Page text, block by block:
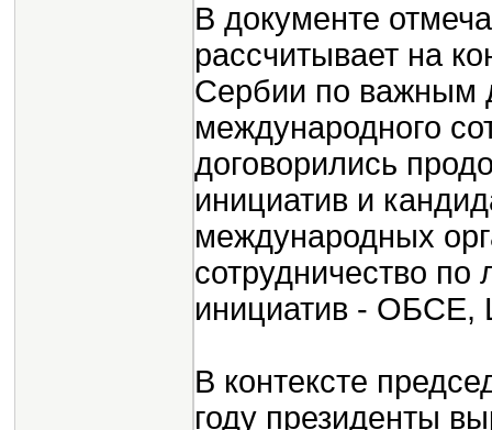
В документе
рассчитывает на
Сербии по важным
международного
договорились
инициатив и
международных
сотрудничество по
инициатив -
В контексте
году президенты